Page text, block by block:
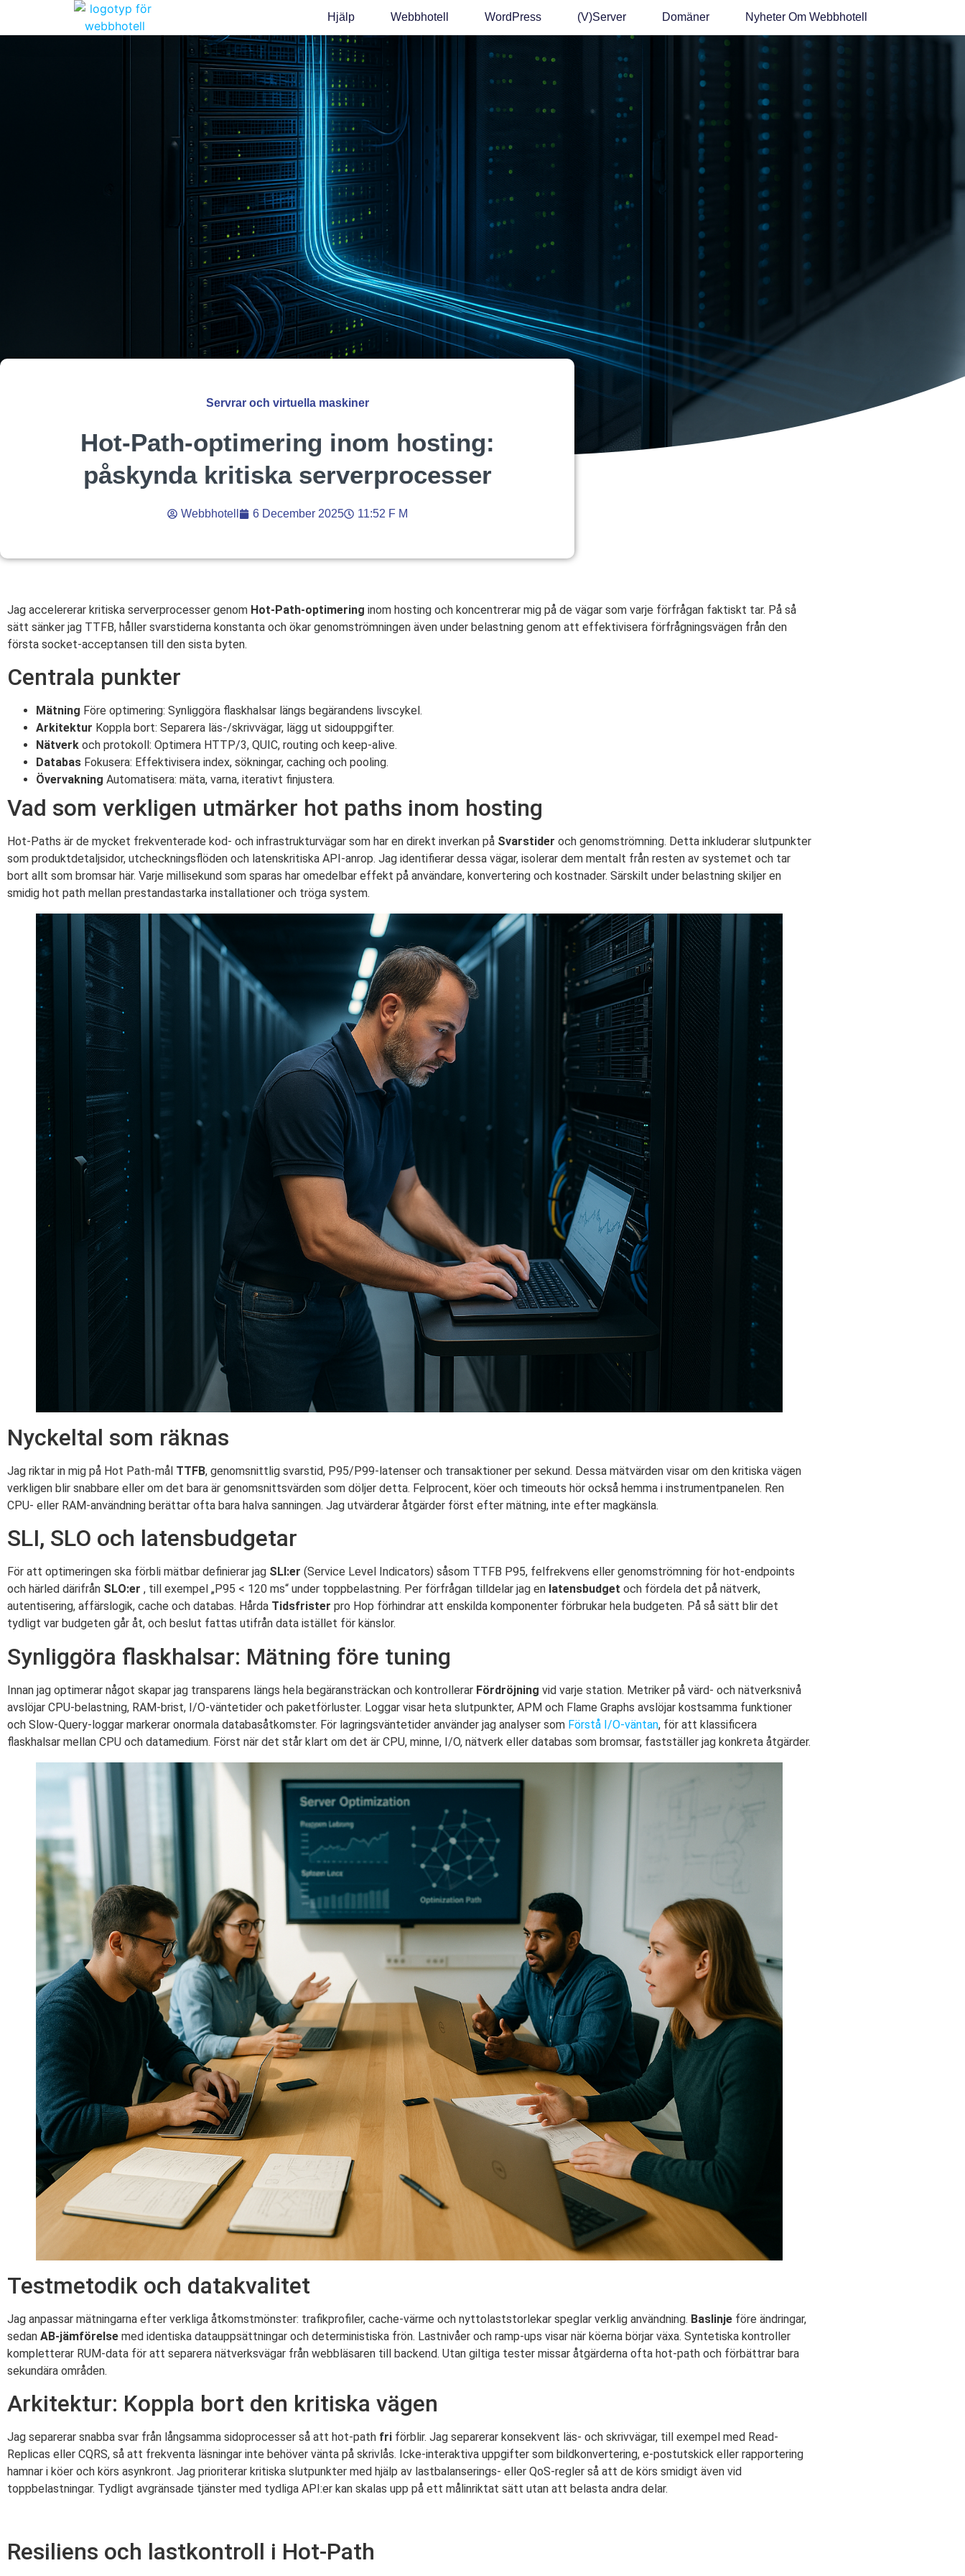
Hjälp Webbhotell WordPress (v)Server Domäner Nyheter Om Webbhotell
Servrar och virtuella maskiner
Hot-Path-optimering inom hosting:
påskynda kritiska serverprocesser
Webbhotell 6 December 2025 11:52 F M
Jag accelererar kritiska serverprocesser genom Hot-Path-optimering inom hosting och koncentrerar mig på de vägar som varje förfrågan faktiskt tar. På så
sätt sänker jag TTFB, håller svarstiderna konstanta och ökar genomströmningen även under belastning genom att effektivisera förfrågningsvägen från den
första socket-acceptansen till den sista byten.
Centrala punkter
Mätning Före optimering: Synliggöra flaskhalsar längs begärandens livscykel.
Arkitektur Koppla bort: Separera läs-/skrivvägar, lägg ut sidouppgifter.
Nätverk och protokoll: Optimera HTTP/3, QUIC, routing och keep-alive.
Databas Fokusera: Effektivisera index, sökningar, caching och pooling.
Övervakning Automatisera: mäta, varna, iterativt finjustera.
Vad som verkligen utmärker hot paths inom hosting
Hot-Paths är de mycket frekventerade kod- och infrastrukturvägar som har en direkt inverkan på Svarstider och genomströmning. Detta inkluderar slutpunkter
som produktdetaljsidor, utcheckningsflöden och latenskritiska API-anrop. Jag identifierar dessa vägar, isolerar dem mentalt från resten av systemet och tar
bort allt som bromsar här. Varje millisekund som sparas har omedelbar effekt på användare, konvertering och kostnader. Särskilt under belastning skiljer en
smidig hot path mellan prestandastarka installationer och tröga system.
Nyckeltal som räknas
Jag riktar in mig på Hot Path-mål TTFB, genomsnittlig svarstid, P95/P99-latenser och transaktioner per sekund. Dessa mätvärden visar om den kritiska vägen
verkligen blir snabbare eller om det bara är genomsnittsvärden som döljer detta. Felprocent, köer och timeouts hör också hemma i instrumentpanelen. Ren
CPU- eller RAM-användning berättar ofta bara halva sanningen. Jag utvärderar åtgärder först efter mätning, inte efter magkänsla.
SLI, SLO och latensbudgetar
För att optimeringen ska förbli mätbar definierar jag SLI:er (Service Level Indicators) såsom TTFB P95, felfrekvens eller genomströmning för hot-endpoints
och härled därifrån SLO:er , till exempel „P95 < 120 ms“ under toppbelastning. Per förfrågan tilldelar jag en latensbudget och fördela det på nätverk,
autentisering, affärslogik, cache och databas. Hårda Tidsfrister pro Hop förhindrar att enskilda komponenter förbrukar hela budgeten. På så sätt blir det
tydligt var budgeten går åt, och beslut fattas utifrån data istället för känslor.
Synliggöra flaskhalsar: Mätning före tuning
Innan jag optimerar något skapar jag transparens längs hela begäransträckan och kontrollerar Fördröjning vid varje station. Metriker på värd- och nätverksnivå
avslöjar CPU-belastning, RAM-brist, I/O-väntetider och paketförluster. Loggar visar heta slutpunkter, APM och Flame Graphs avslöjar kostsamma funktioner
och Slow-Query-loggar markerar onormala databasåtkomster. För lagringsväntetider använder jag analyser som Förstå I/O-väntan, för att klassificera
flaskhalsar mellan CPU och datamedium. Först när det står klart om det är CPU, minne, I/O, nätverk eller databas som bromsar, fastställer jag konkreta åtgärder.
Testmetodik och datakvalitet
Jag anpassar mätningarna efter verkliga åtkomstmönster: trafikprofiler, cache-värme och nyttolaststorlekar speglar verklig användning. Baslinje före ändringar,
sedan AB-jämförelse med identiska datauppsättningar och deterministiska frön. Lastnivåer och ramp-ups visar när köerna börjar växa. Syntetiska kontroller
kompletterar RUM-data för att separera nätverksvägar från webbläsaren till backend. Utan giltiga tester missar åtgärderna ofta hot-path och förbättrar bara
sekundära områden.
Arkitektur: Koppla bort den kritiska vägen
Jag separerar snabba svar från långsamma sidoprocesser så att hot-path fri förblir. Jag separerar konsekvent läs- och skrivvägar, till exempel med Read-
Replicas eller CQRS, så att frekventa läsningar inte behöver vänta på skrivlås. Icke-interaktiva uppgifter som bildkonvertering, e-postutskick eller rapportering
hamnar i köer och körs asynkront. Jag prioriterar kritiska slutpunkter med hjälp av lastbalanserings- eller QoS-regler så att de körs smidigt även vid
toppbelastningar. Tydligt avgränsade tjänster med tydliga API:er kan skalas upp på ett målinriktat sätt utan att belasta andra delar.
Resiliens och lastkontroll i Hot-Path